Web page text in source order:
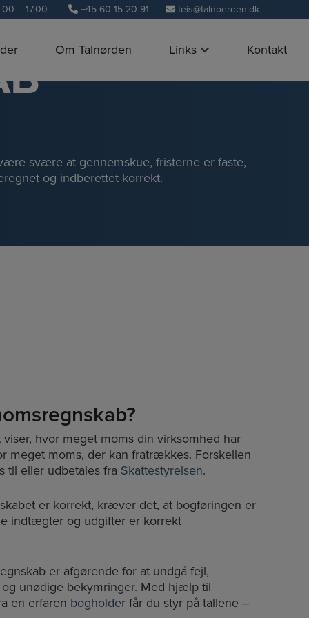
– 17.00 +45 60 15 20 91 teis@talnoerden.dk
Om Talnørden Links Kontakt
svære at gennemskue, fristerne er faste,
og indberettet korrekt.
hvor meget moms din virksomhed har
meget moms, der kan fratrækkes. Forskellen
til eller udbetales fra Skattestyrelsen.
er korrekt, kræver det, at bogføringen er
indtægter og udgifter er korrekt
er afgørende for at undgå fejl,
unødige bekymringer. Med hjælp til
en erfaren bogholderfår du styr på tallene –